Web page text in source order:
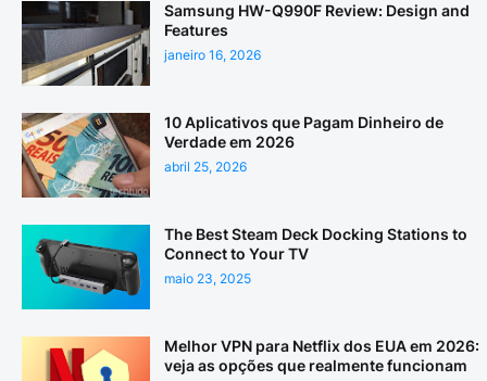
Samsung HW-Q990F Review: Design and
Features
janeiro 16, 2026
10 Aplicativos que Pagam Dinheiro de
Verdade em 2026
abril 25, 2026
The Best Steam Deck Docking Stations to
Connect to Your TV
maio 23, 2025
Melhor VPN para Netflix dos EUA em 2026:
veja as opções que realmente funcionam